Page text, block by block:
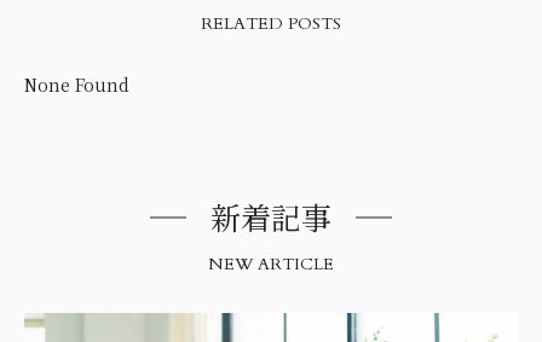
RELATED POSTS
None Found
新着記事
NEW ARTICLE